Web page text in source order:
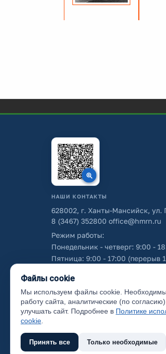
НАШИ КОНТАКТЫ
628002, г. Ханты-Мансийск, ул.
8 (3467) 352800 office@hmrn.ru
Режим работы:
Понедельник - четверг: 9:00 -
Пятница: 9:00 - 17:00 (перерыв
Об использовании
(с) 2017 Ханты-Мансийский
Файлы cookie
Мы используем файлы cookie.
работу сайта, аналитические (по
улучшать сайт. Подробнее в Политике
cookie
Принять все Только необходимые